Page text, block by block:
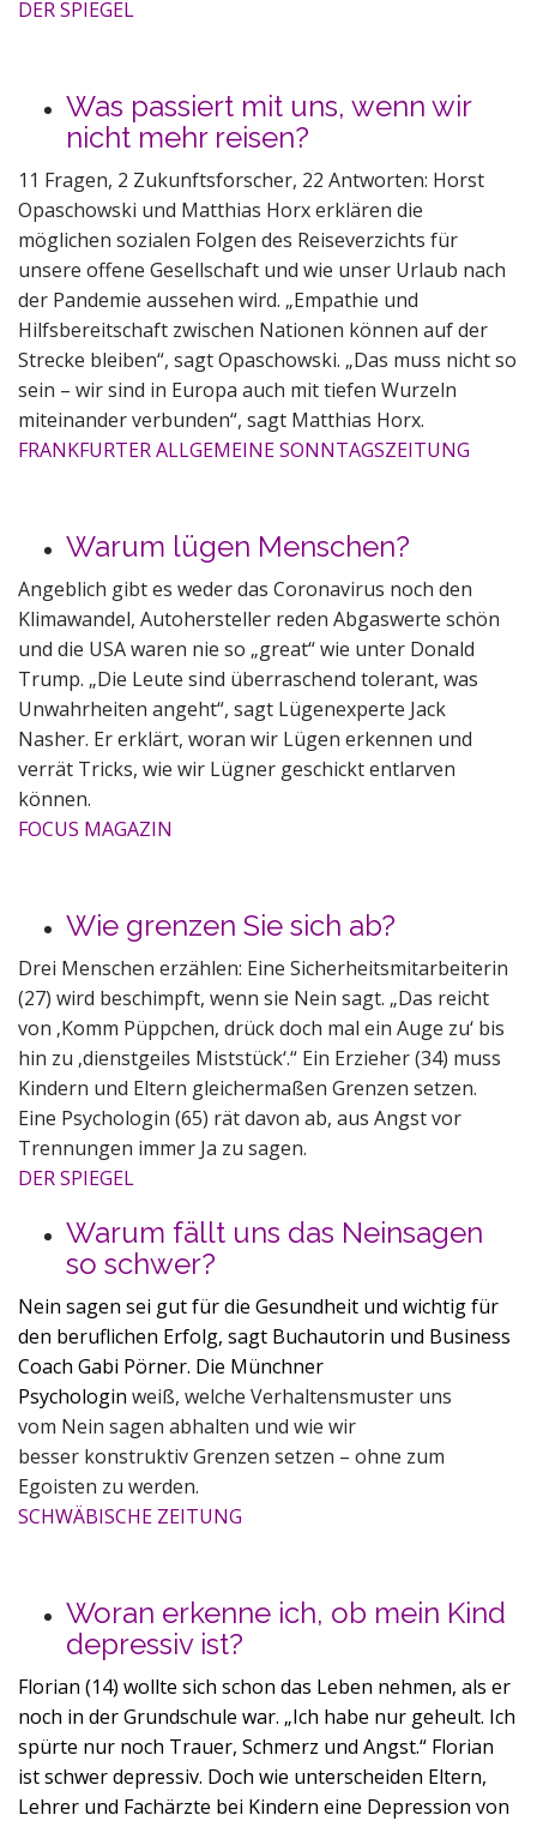
DER SPIEGEL
Was passiert mit uns, wenn wir
nicht mehr reisen?
11 Fragen, 2 Zukunftsforscher, 22 Antworten: Horst
Opaschowski und Matthias Horx erklären die
möglichen sozialen Folgen des Reiseverzichts für
unsere offene Gesellschaft und wie unser Urlaub nach
der Pandemie aussehen wird. „Empathie und
Hilfsbereitschaft zwischen Nationen können auf der
Strecke bleiben“, sagt Opaschowski. „Das muss nicht so
sein – wir sind in Europa auch mit tiefen Wurzeln
miteinander verbunden“, sagt Matthias Horx.
FRANKFURTER ALLGEMEINE SONNTAGSZEITUNG
Warum lügen Menschen?
Angeblich gibt es weder das Coronavirus noch den
Klimawandel, Autohersteller reden Abgaswerte schön
und die USA waren nie so „great“ wie unter Donald
Trump. „Die Leute sind überraschend tolerant, was
Unwahrheiten angeht“, sagt Lügenexperte Jack
Nasher. Er erklärt, woran wir Lügen erkennen und
verrät Tricks, wie wir Lügner geschickt entlarven
können.
FOCUS MAGAZIN
Wie grenzen Sie sich ab?
Drei Menschen erzählen: Eine Sicherheitsmitarbeiterin
(27) wird beschimpft, wenn sie Nein sagt. „Das reicht
von ‚Komm Püppchen, drück doch mal ein Auge zu‘ bis
hin zu ‚dienstgeiles Miststück‘.“ Ein Erzieher (34) muss
Kindern und Eltern gleichermaßen Grenzen setzen.
Eine Psychologin (65) rät davon ab, aus Angst vor
Trennungen immer Ja zu sagen.
DER SPIEGEL
Warum fällt uns das Neinsagen
so schwer?
Nein sagen sei gut für die Gesundheit und wichtig für
den beruflichen Erfolg, sagt Buchautorin und Business
Coach Gabi Pörner. Die Münchner
Psychologin weiß, welche Verhaltensmuster uns
vom Nein sagen abhalten und wie wir
besser konstruktiv Grenzen setzen – ohne zum
Egoisten zu werden.
SCHWÄBISCHE ZEITUNG
Woran erkenne ich, ob mein Kind
depressiv ist?
Florian (14) wollte sich schon das Leben nehmen, als er
noch in der Grundschule war. „Ich habe nur geheult. Ich
spürte nur noch Trauer, Schmerz und Angst.“ Florian
istschwer depressiv. Doch wie unterscheiden Eltern,
Lehrer und Fachärzte bei Kindern eine Depression von